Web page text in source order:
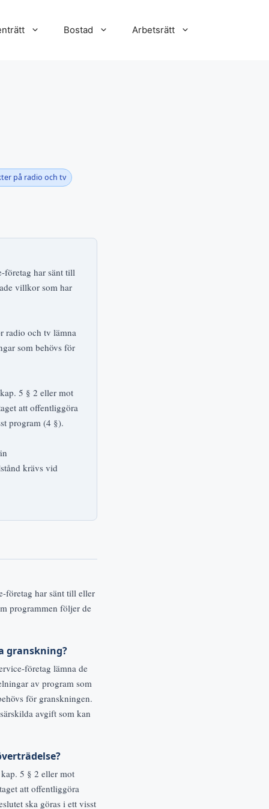
Bostad Arbetsrätt
på radio och tv
företag har sänt till
villkor som har
radio och tv lämna
som behövs för
5 § 2 eller mot
att offentliggöra
program (4 §).
krävs vid
företag har sänt till eller
programmen följer de
granskning?
företag lämna de
av program som
för granskningen.
avgift som kan
5 § 2 eller mot
att offentliggöra
ska göras i ett visst